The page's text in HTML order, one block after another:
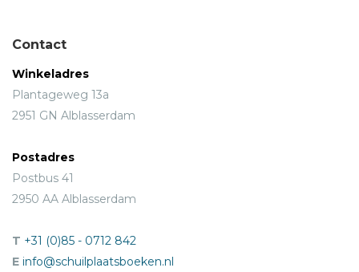
Contact
Winkeladres
Plantageweg 13a
2951 GN Alblasserdam
Postadres
Postbus 41
2950 AA Alblasserdam
T +31 (0)85 - 0712 842
E info@schuilplaatsboeken.nl